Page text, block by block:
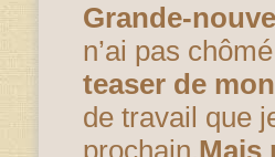
Grande-
n’ai pas
teaser de
de travail que
prochain.Mais